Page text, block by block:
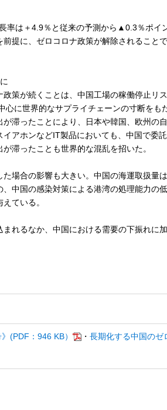
率は＋4.9％と従来の予測から▲0.3％ポイ
提に、ゼロコロナ政策が解除されること
策が続くことは、中国工場の稼働停止リ
心に世界的なサプライチェーンの寸断をも
滞ったことにより、日本や韓国、欧州の
アホンなどIT製品においても、中国で委
滞ったことも世界的な混乱を招いた。
場合の影響も大きい。中国の海運取扱量
中国の感染対策による港湾の処理能力の
ている。
れるなか、中国における需要の下振れに
(PDF：946 KB） ・ 長期化する中国のゼ